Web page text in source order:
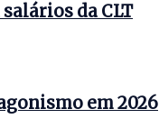
da CLT
em 2026